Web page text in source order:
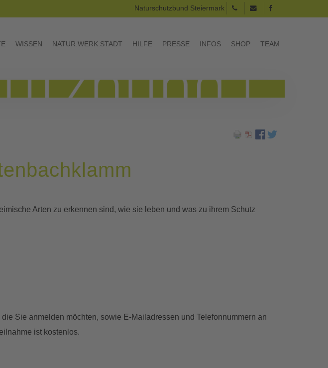
Naturschutzbund Steiermark
WISSEN NATUR.WERK.STADT HILFE PRESSE INFOS SHOP TEAM
Arten zu erkennen sind, wie sie leben und was zu ihrem Schutz
Sie anmelden möchten, sowie E-Mailadressen und Telefonnummern an
ist kostenlos.